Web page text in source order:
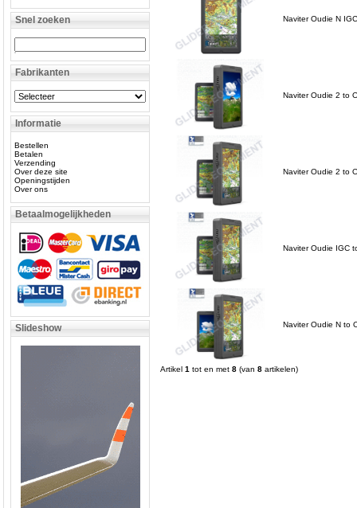
Snel zoeken
Fabrikanten
Informatie
Bestellen
Betalen
Verzending
Over deze site
Openingstijden
Over ons
Betaalmogelijkheden
Slideshow
Naviter Oudie N
Naviter Oudie 2 to
Naviter Oudie 2 to
Naviter Oudie IGC
Naviter Oudie N to
Artikel 1 tot en met 8 (van 8 artikelen)